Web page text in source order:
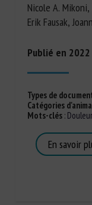
Nicole A.
Erik Fausak,
Publié en 2022
Types de
Catégories
Mots-clés: Douleur
En savoir